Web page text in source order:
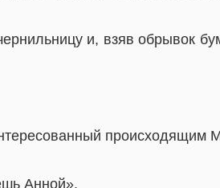
и, взяв обрывок
происходящим
Анной».